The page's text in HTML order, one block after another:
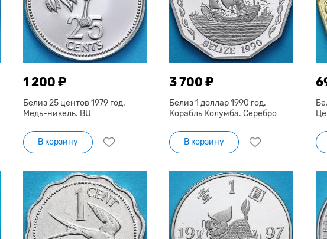
1 200 ₽
Белиз 25 центов 1979 год.
Медь-никель. BU
В корзину
3 700 ₽
Белиз 1 доллар 1990 год.
Корабль Колумба. Серебро
В корзину